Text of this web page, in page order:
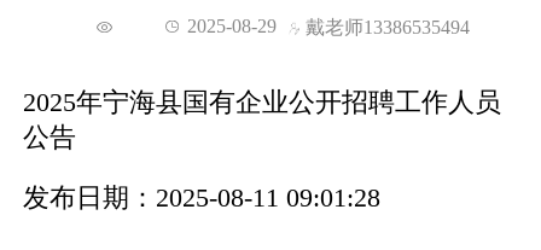
2025-08-29 戴老师13386535494
2025年宁海县国有企业公开招聘工作人员
公告
发布日期：2025-08-11 09:01:28